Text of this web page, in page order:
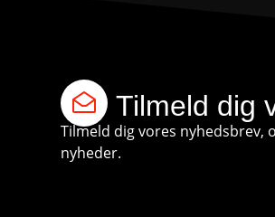
Tilmeld dig
Tilmeld dig vores nyhedsbrev,
nyheder.